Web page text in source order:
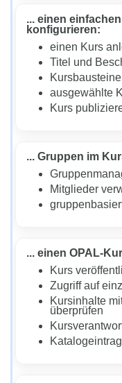
... einen
konfigurieren:
einen Kurs
Titel und
ausgewählte
Kurs
... Gruppen im
Mitglieder
... einen OPAL-
Kurs
Zugriff auf
Kursinhalte
überprüfen